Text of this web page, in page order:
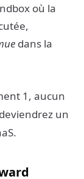
où la
dans la
1, aucun
un